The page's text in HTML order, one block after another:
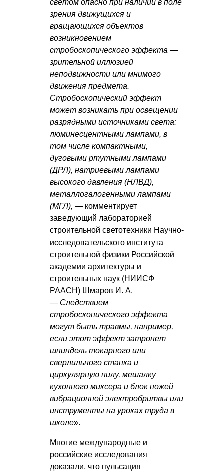
светом опасно при наличии в поле
зрения движущихся и
вращающихся объектов
возникновением
стробоскопического эффекта —
зрительной иллюзией
неподвижности или мнимого
движения предмета.
Стробоскопический эффект
может возникать при освещении
разрядными источниками света:
люминесцентными лампами, в
том числе компактными,
дуговыми ртутными лампами
(ДРЛ), натриевыми лампами
высокого давления (НЛВД),
металлогалогенными лампами
(МГЛ), — комментирует
заведующий лабораторией
строительной светотехники Научно-
исследовательского института
строительной физики Российской
академии архитектуры и
строительных наук (НИИСФ
РААСН) Шмаров И. А.
— Следствием
стробоскопического эффекта
могут быть травмы, например,
если этот эффект затронет
шпиндель токарного или
сверлильного станка и
циркулярную пилу, мешалку
кухонного миксера и блок ножей
вибрационной электробритвы или
инструменты на уроках труда в
школе».
Многие международные и
российские исследования
доказали, что пульсация